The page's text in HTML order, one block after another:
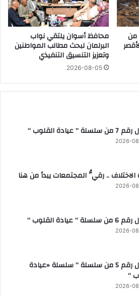
من محافظ أسوان يلتقي نواب
البرلمان لبحث مطالب المواطنين
وتعزيز التنسيق التنفيذي
2026-08-05
” عيادة القلوب “
2026-
الاختلاف .. رقيُّ المجتمعات يبدأ من هنا
2026-
” عيادة القلوب “
2026-
المقال رقم 5 من سلسلة ” سلسلة «عيادة
“
2026-